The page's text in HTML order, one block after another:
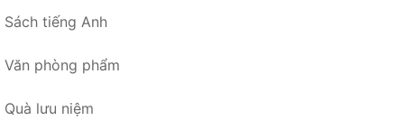
Sách tiếng Anh
Văn phòng phẩm
Quà lưu niệm